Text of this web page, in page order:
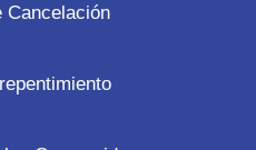
Cancelación